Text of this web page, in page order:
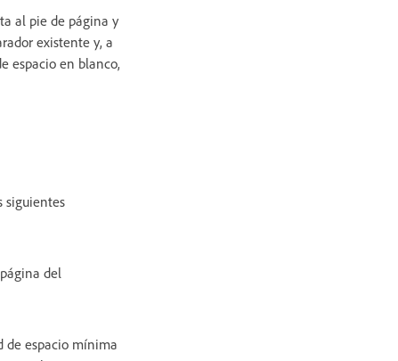
al pie de página y
existente y, a
espacio en blanco,
siguientes
del
de espacio mínima